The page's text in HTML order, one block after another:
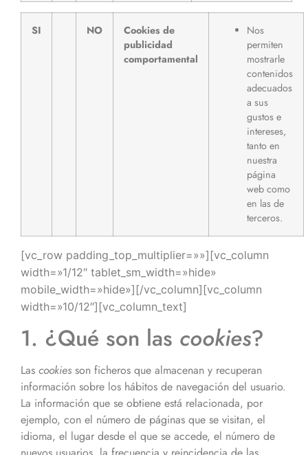
SI NO
Cookies de
publicidad
comportamental
Nos
permiten
mostrarle
contenidos
adecuados
a sus
gustos e
intereses,
tanto en
nuestra
página
web como
en las de
terceros.
[vc_row padding_top_multiplier=»»][vc_column
width=»1/12″ tablet_sm_width=»hide»
mobile_width=»hide»][/vc_column][vc_column
width=»10/12″][vc_column_text]
1. ¿Qué son las cookies?
Las cookies son ficheros que almacenan y recuperan
información sobre los hábitos de navegación del usuario.
La información que se obtiene está relacionada, por
ejemplo, con el número de páginas que se visitan, el
idioma, el lugar desde el que se accede, el número de